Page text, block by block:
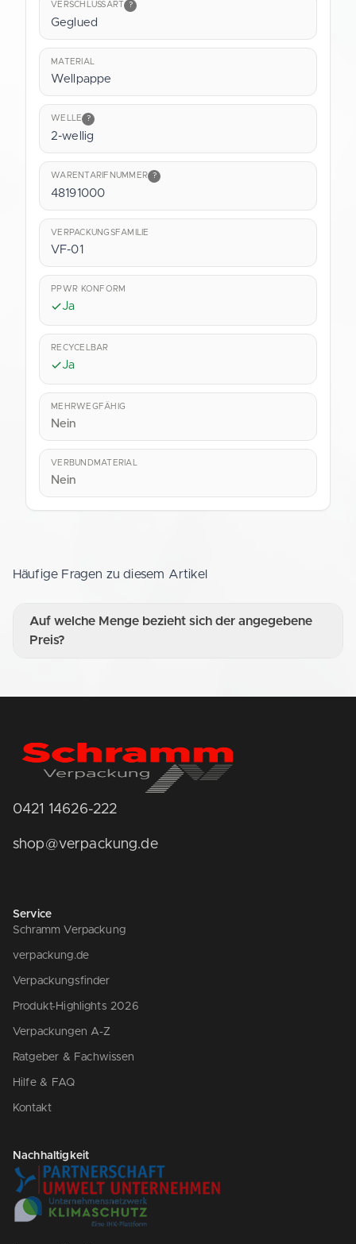
VERSCHLUSSART ?
Geglued
MATERIAL
Wellpappe
WELLE ?
2-wellig
WARENTARIFNUMMER ?
48191000
VERPACKUNGSFAMILIE
VF-01
PPWR KONFORM
Ja
RECYCELBAR
Ja
MEHRWEGFÄHIG
Nein
VERBUNDMATERIAL
Nein
Häufige Fragen zu diesem Artikel
Auf welche Menge bezieht sich der angegebene
Preis?
0421 14626-222
shop@verpackung.de
Service
Schramm Verpackung
verpackung.de
Verpackungsfinder
Produkt-Highlights 2026
Verpackungen A-Z
Ratgeber & Fachwissen
Hilfe & FAQ
Kontakt
Nachhaltigkeit